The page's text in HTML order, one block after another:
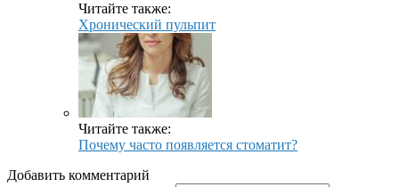
Читайте также:
Хронический пульпит
Читайте также:
Почему часто появляется стоматит?
Добавить комментарий